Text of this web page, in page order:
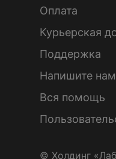
Оплата
Курьерская
Поддержка
Напишите нам
Вся помощь
© Холдинг